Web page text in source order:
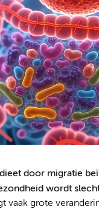
door migratie
wordt
vaak grote